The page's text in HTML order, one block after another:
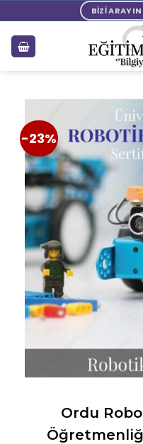
BİZİ ARAYIN
-23%
Ordu